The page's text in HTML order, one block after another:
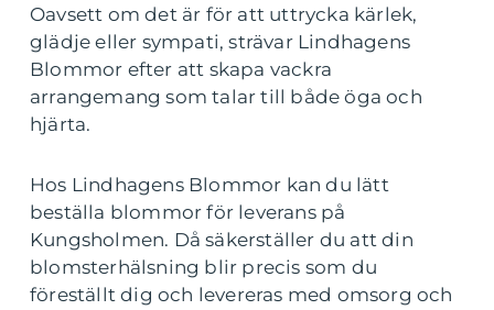
Oavsett om det är för att uttrycka kärlek,
glädje eller sympati, strävar Lindhagens
Blommor efter att skapa vackra
arrangemang som talar till både öga och
hjärta.
Hos Lindhagens Blommor kan du lätt
beställa blommor för leverans på
Kungsholmen. Då säkerställer du att din
blomsterhälsning blir precis som du
föreställt dig och levereras med omsorg och